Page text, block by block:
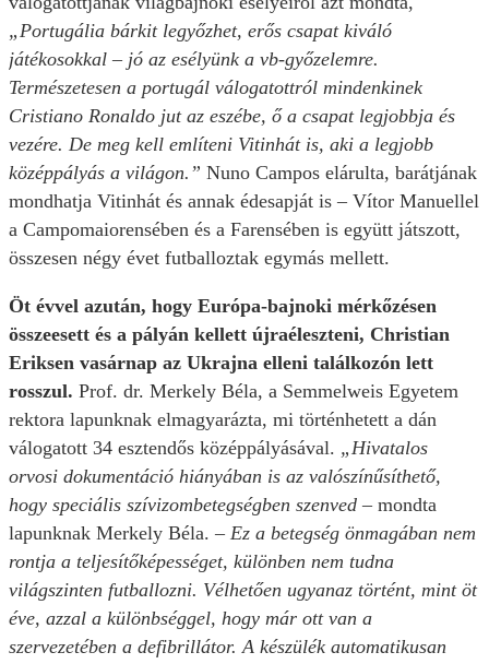
„Portugália bárkit legyőzhet, erős csapat kiváló
játékosokkal – jó az esélyünk a vb-győzelemre.
Természetesen a portugál válogatottról mindenkinek
Cristiano Ronaldo jut az eszébe, ő a csapat legjobbja és
vezére. De meg kell említeni Vitinhát is, aki a legjobb
középpályás a világon.” Nuno Campos elárulta, barátjának
mondhatja Vitinhát és annak édesapját is – Vítor Manuellel
a Campomaiorensében és a Farensében is együtt játszott,
összesen négy évet futballoztak egymás mellett.
Öt évvel azután, hogy Európa-bajnoki mérkőzésen
összeesett és a pályán kellett újraéleszteni, Christian
Eriksen vasárnap az Ukrajna elleni találkozón lett
rosszul. Prof. dr. Merkely Béla, a Semmelweis Egyetem
rektora lapunknak elmagyarázta, mi történhetett a dán
válogatott 34 esztendős középpályásával. „Hivatalos
orvosi dokumentáció hiányában is az valószínűsíthető,
hogy speciális szívizombetegségben szenved – mondta
lapunknak Merkely Béla. – Ez a betegség önmagában nem
rontja a teljesítőképességet, különben nem tudna
világszinten futballozni. Vélhetően ugyanaz történt, mint öt
éve, azzal a különbséggel, hogy már ott van a
szervezetében a defibrillátor. A készülék automatikusan